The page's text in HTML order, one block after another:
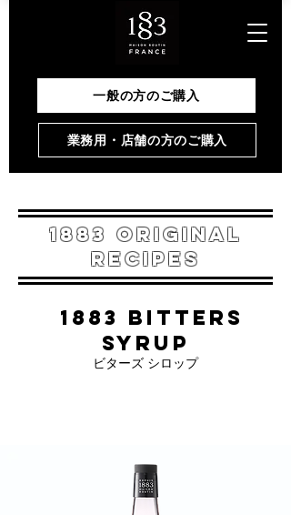
一般の方のご購入
業務用・店舗の方のご購入
1883 Original
Recipes
1883 bitters
Syrup
ビターズ シロップ